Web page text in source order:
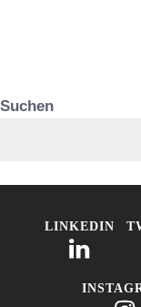
Suchen
LINKEDIN